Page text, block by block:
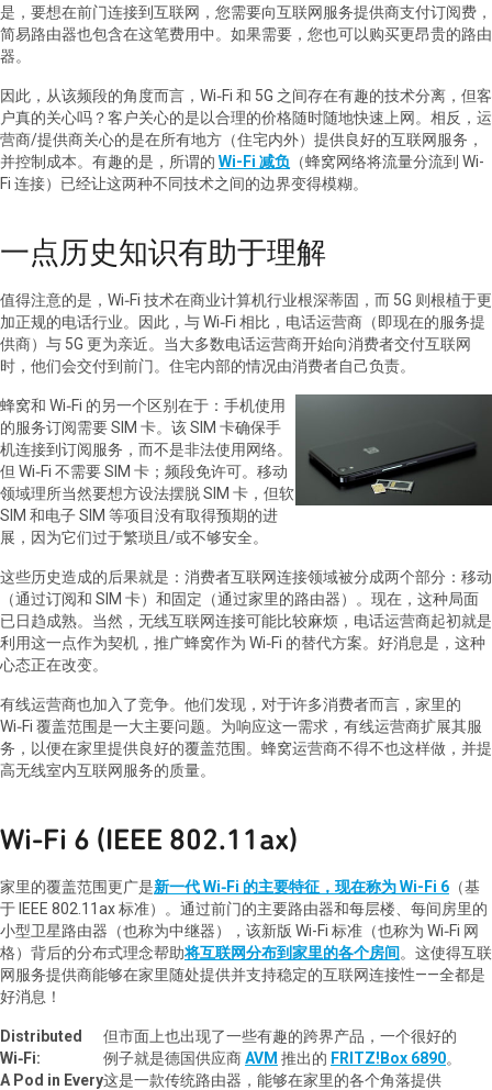
是，要想在前门连接到互联网，您需要向互联网服务提供商支付订阅费，
简易路由器也包含在这笔费用中。如果需要，您也可以购买更昂贵的路由
器。
因此，从该频段的角度而言， Wi‑Fi 和 5G 之间存在有趣的技术分离，但客
户真的关心吗？客户关心的是以合理的价格随时随地快速上网。相反，运
营商/提供商关心的是在所有地方（住宅内外）提供良好的互联网服务，
并控制成本。有趣的是，所谓的 Wi-Fi 减负 （蜂窝网络将流量分流到 Wi-
Fi 连接）已经让这两种不同技术之间的边界变得模糊。
一点历史知识有助于理解
值得注意的是， Wi‑Fi 技术在商业计算机行业根深蒂固，而 5G 则根植于更
加正规的电话行业。因此，与Wi‑Fi 相比，电话运营商（即现在的服务提
供商）与 5G 更为亲近。当大多数电话运营商开始向消费者交付互联网
时，他们会交付到前门。住宅内部的情况由消费者自己负责。
蜂窝和 Wi‑Fi 的另一个区别在于：手机使用
的服务订阅需要SIM 卡。该SIM 卡确保手
机连接到订阅服务，而不是非法使用网络。
但 Wi‑Fi 不需要SIM 卡；频段免许可。移动
领域理所当然要想方设法摆脱SIM 卡，但软
SIM 和电子SIM 等项目没有取得预期的进
展，因为它们过于繁琐且 /或不够安全。
这些历史造成的后果就是：消费者互联网连接领域被分成两个部分：移动
（通过订阅和 SIM 卡）和固定（通过家里的路由器）。现在，这种局面
已日趋成熟。当然，无线互联网连接可能比较麻烦，电话运营商起初就是
利用这一点作为契机，推广蜂窝作为 Wi‑Fi 的替代方案。好消息是，这种
心态正在改变。
有线运营商也加入了竞争。他们发现，对于许多消费者而言，家里的
Wi‑Fi 覆盖范围是一大主要问题。为响应这一需求，有线运营商扩展其服
务，以便在家里提供良好的覆盖范围。蜂窝运营商不得不也这样做，并提
高无线室内互联网服务的质量。
Wi‑Fi 6 (IEEE 802.11ax)
家里的覆盖范围更广是新一代Wi‑Fi 的主要特征，现在称为Wi-Fi 6 （基
于 IEEE 802.11ax标准）。通过前门的主要路由器和每层楼、每间房里的
小型卫星路由器（也称为中继器），该新版 Wi-Fi 标准（也称为 Wi‑Fi 网
格）背后的分布式理念帮助将互联网分布到家里的各个房间 。这使得互联
网服务提供商能够在家里随处提供并支持稳定的互联网连接性——全都是
好消息！
Distributed
Wi‑Fi:
A Pod in Every
但市面上也出现了一些有趣的跨界产品，一个很好的
例子就是德国供应商AVM 推出的 FRITZ!Box 6890。
这是一款传统路由器，能够在家里的各个角落提供